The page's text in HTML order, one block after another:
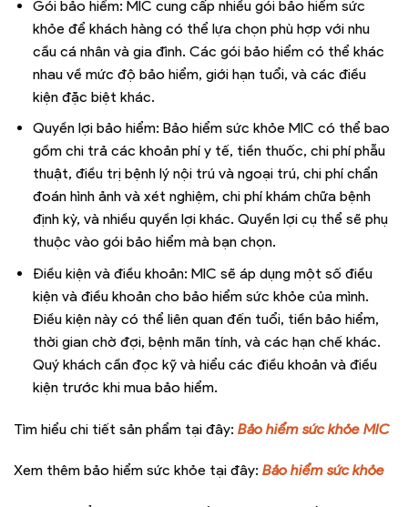
Gói bảo hiểm: MIC cung cấp nhiều gói bảo hiểm sức
khỏe để khách hàng có thể lựa chọn phù hợp với nhu
cầu cá nhân và gia đình. Các gói bảo hiểm có thể khác
nhau về mức độ bảo hiểm, giới hạn tuổi, và các điều
kiện đặc biệt khác.
Quyền lợi bảo hiểm: Bảo hiểm sức khỏe MIC có thể bao
gồm chi trả các khoản phí y tế, tiền thuốc, chi phí phẫu
thuật, điều trị bệnh lý nội trú và ngoại trú, chi phí chẩn
đoán hình ảnh và xét nghiệm, chi phí khám chữa bệnh
định kỳ, và nhiều quyền lợi khác. Quyền lợi cụ thể sẽ phụ
thuộc vào gói bảo hiểm mà bạn chọn.
Điều kiện và điều khoản: MIC sẽ áp dụng một số điều
kiện và điều khoản cho bảo hiểm sức khỏe của mình.
Điều kiện này có thể liên quan đến tuổi, tiền bảo hiểm,
thời gian chờ đợi, bệnh mãn tính, và các hạn chế khác.
Quý khách cần đọc kỹ và hiểu các điều khoản và điều
kiện trước khi mua bảo hiểm.
Tìm hiểu chi tiết sản phẩm tại đây: Bảo hiểm sức khỏe MIC
Xem thêm bảo hiểm sức khỏe tại đây: Bảo hiểm sức khỏe